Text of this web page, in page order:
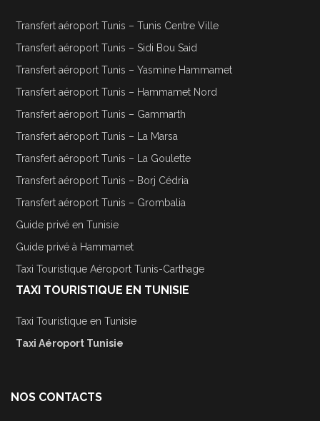
Transfert aéroport Tunis – Tunis Centre Ville
Transfert aéroport Tunis – Sidi Bou Said
Transfert aéroport Tunis – Yasmine Hammamet
Transfert aéroport Tunis – Hammamet Nord
Transfert aéroport Tunis – Gammarth
Transfert aéroport Tunis – La Marsa
Transfert aéroport Tunis – La Goulette
Transfert aéroport Tunis – Borj Cédria
Transfert aéroport Tunis – Grombalia
Guide privé en Tunisie
Guide privé à Hammamet
Taxi Touristique Aéroport Tunis-Carthage
TAXI TOURISTIQUE EN TUNISIE
Taxi Touristique en Tunisie
Taxi Aéroport Tunisie
NOS CONTACTS